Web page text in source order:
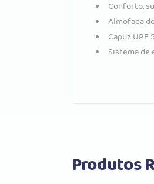
Conforto,
Almofada
Capuz
Sistema de
Produtos